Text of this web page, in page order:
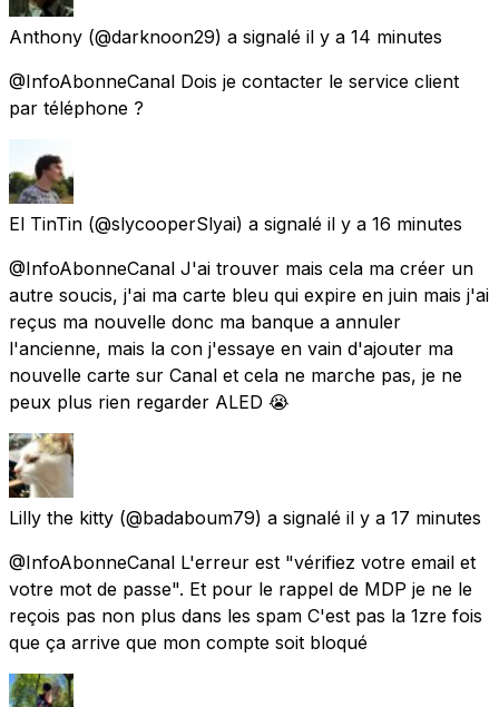
Anthony (@darknoon29) a signalé il y a 14 minutes
@InfoAbonneCanal Dois je contacter le service client
par téléphone ?
El TinTin (@slycooperSlyai) a signalé il y a 16 minutes
@InfoAbonneCanal J'ai trouver mais cela ma créer un
autre soucis, j'ai ma carte bleu qui expire en juin mais j'ai
reçus ma nouvelle donc ma banque a annuler
l'ancienne, mais la con j'essaye en vain d'ajouter ma
nouvelle carte sur Canal et cela ne marche pas, je ne
peux plus rien regarder ALED 😭
Lilly the kitty (@badaboum79) a signalé il y a 17 minutes
@InfoAbonneCanal L'erreur est "vérifiez votre email et
votre mot de passe". Et pour le rappel de MDP je ne le
reçois pas non plus dans les spam C'est pas la 1zre fois
que ça arrive que mon compte soit bloqué